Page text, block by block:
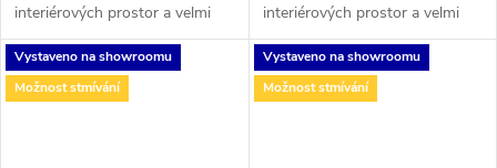
interiérových prostor a velmi
efektní rozptyl světla. Na výběr
ve 3 rozměrech a ve 2
barevných variantách. Toto...
interiérových prostor a velmi
efektní rozptyl světla. Na výběr
ve 3 rozměrech a ve 2
barevných variantách. Toto...
Vystaveno na showroomu
Možnost stmívání
Vystaveno na showroomu
Možnost stmívání